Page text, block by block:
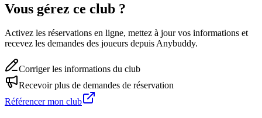
Vous gérez ce club ?
Activez les réservations en ligne, mettez à jour vos informations et
recevez les demandes des joueurs depuis Anybuddy.
Corriger les informations du club
Recevoir plus de demandes de réservation
Référencer mon club